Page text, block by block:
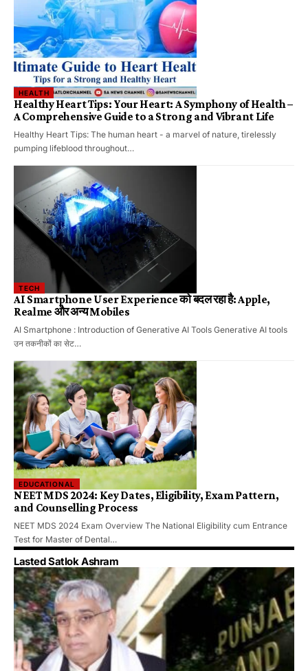
HEALTH
Healthy Heart Tips: Your Heart: A Symphony of Health –
A Comprehensive Guide to a Strong and Vibrant Life
Healthy Heart Tips: The human heart - a marvel of nature, tirelessly
pumping lifeblood throughout…
TECH
AI Smartphone User Experience को बदल रहा है: Apple,
Realme और अन्य Mobiles
AI Smartphone : Introduction of Generative AI Tools Generative AI tools
उन तकनीकों का सेट…
EDUCATIONAL
NEET MDS 2024: Key Dates, Eligibility, Exam Pattern,
and Counselling Process
NEET MDS 2024 Exam Overview The National Eligibility cum Entrance
Test for Master of Dental…
Lasted Satlok Ashram